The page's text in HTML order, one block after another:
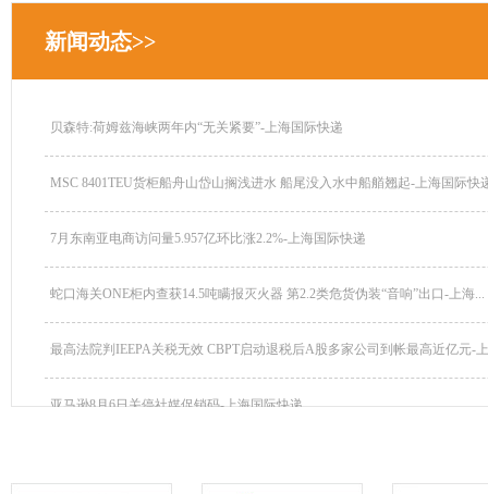
新闻动态>>
贝森特:荷姆兹海峡两年内“无关紧要”-上海国际快递
MSC 8401TEU货柜船舟山岱山搁浅进水 船尾没入水中船艏翘起-上海国际快
7月东南亚电商访问量5.957亿环比涨2.2%-上海国际快递
蛇口海关ONE柜内查获14.5吨瞒报灭火器 第2.2类危货伪装“音响”出口-上海...
最高法院判IEEPA关税无效 CBPT启动退税后A股多家公司到帐最高近亿元-
亚马逊8月6日关停社媒促销码-上海国际快递